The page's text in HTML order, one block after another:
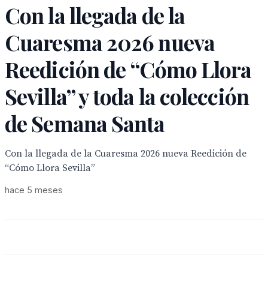
Con la llegada de la
Cuaresma 2026 nueva
Reedición de “Cómo Llora
Sevilla” y toda la colección
de Semana Santa
Con la llegada de la Cuaresma 2026 nueva Reedición de
“Cómo Llora Sevilla”
hace 5 meses